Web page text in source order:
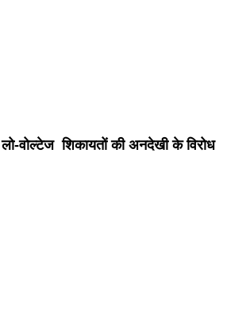
वोल्टेज शिकायतों की अनदेखी के विरोध